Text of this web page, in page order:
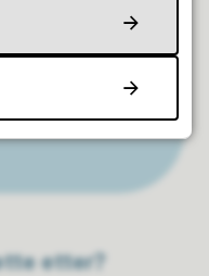
landbruk,
samarbeid.
etter?